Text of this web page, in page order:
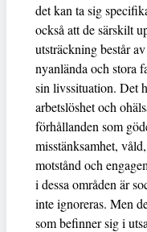
det kan ta sig
också att de särskilt
utsträckning består
nyanlända och stora
sin livssituation. Det
arbetslöshet och
förhållanden som
misstänksamhet,
motstånd och
i dessa områden är
inte ignoreras. Men
som befinner sig i